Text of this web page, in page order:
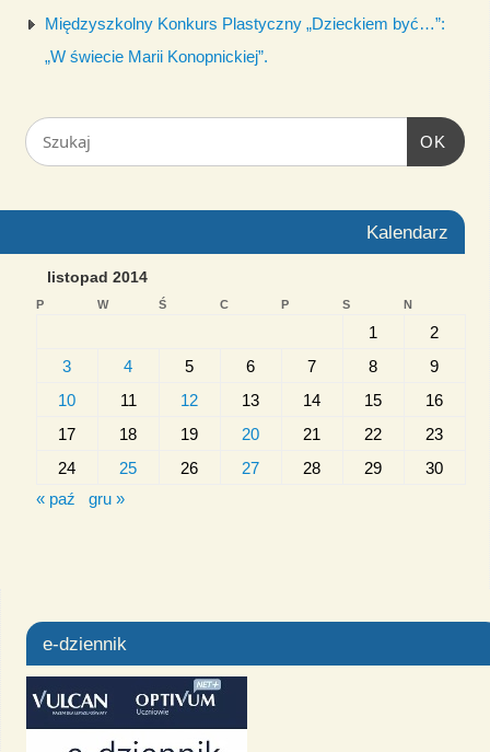
Międzyszkolny Konkurs Plastyczny „Dzieckiem być…”:
„W świecie Marii Konopnickiej”.
OK
Kalendarz
listopad 2014
P W Ś C P S N
1
2
3
4 5 6 7 8
9
10
11 12 13 14 15
16
17
18 19 20 21 22
23
24
25 26 27 28 29
30
« paź
gru »
e-dziennik